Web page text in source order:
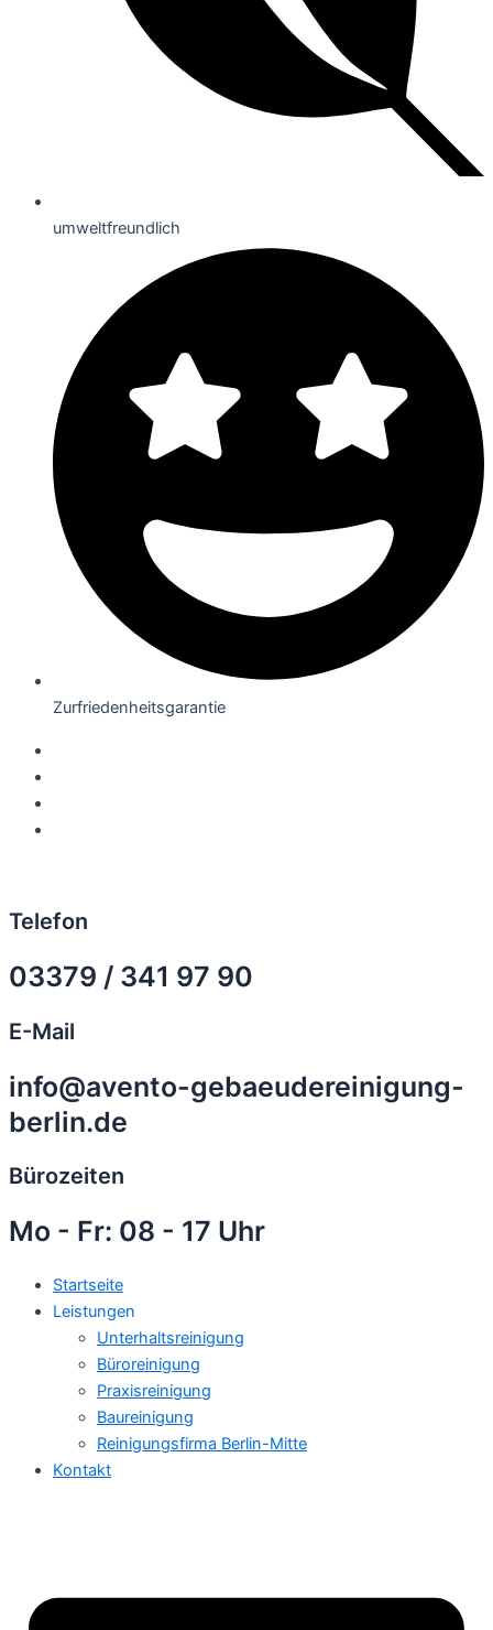
umweltfreundlich
Zurfriedenheitsgarantie
Telefon
03379 / 341 97 90
E-Mail
info@avento-gebaeudereinigung-
berlin.de
Bürozeiten
Mo - Fr: 08 - 17 Uhr
Startseite
Leistungen
Unterhaltsreinigung
Büroreinigung
Praxisreinigung
Baureinigung
Reinigungsfirma Berlin-Mitte
Kontakt